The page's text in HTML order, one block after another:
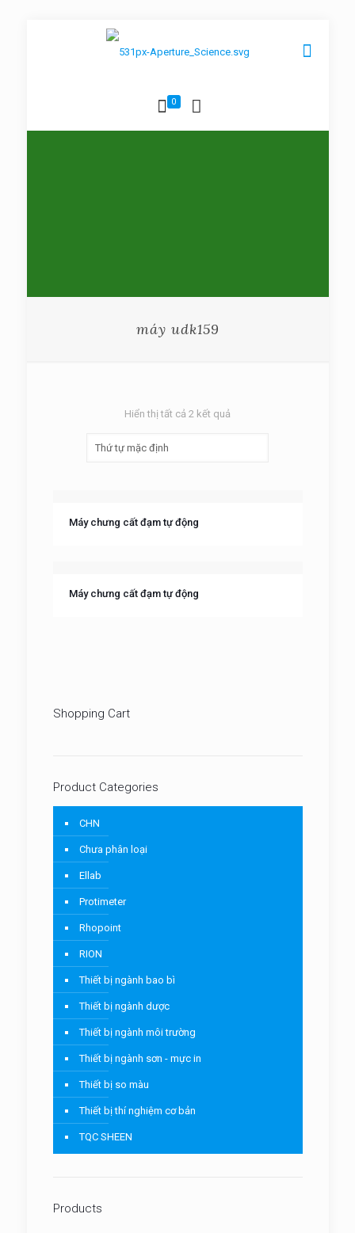
0
máy udk159
Hiển thị tất cả 2 kết quả
Máy chưng cất đạm tự động
Máy chưng cất đạm tự động
Shopping Cart
Product Categories
CHN
Chưa phân loại
Ellab
Protimeter
Rhopoint
RION
Thiết bị ngành bao bì
Thiết bị ngành dược
Thiết bị ngành môi trường
Thiết bị ngành sơn - mực in
Thiết bị so màu
Thiết bị thí nghiệm cơ bản
TQC SHEEN
Products